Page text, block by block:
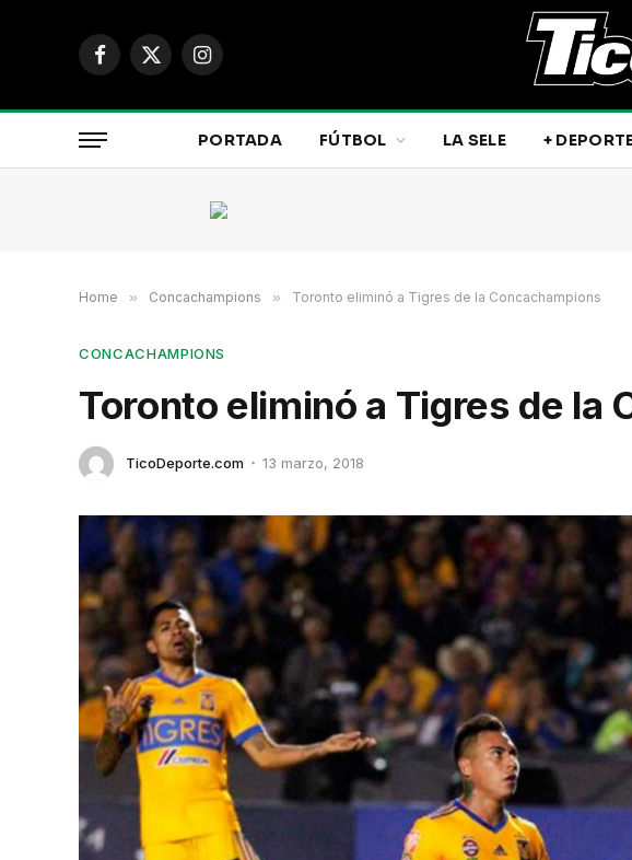
Facebook
X
Instagram
PORTADA FÚTBOL LA SELE +
Home » Concachampions » Toronto eliminó a Tigres de la Concachampions
CONCACHAMPIONS
Toronto eliminó a Tigres de la
TicoDeporte.com 13 marzo, 2018